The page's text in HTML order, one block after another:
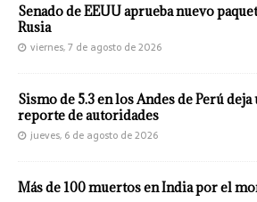
Senado de EEUU aprueba nuevo
Rusia
viernes, 7 de agosto de 2026
Sismo de 5.3 en los Andes de Perú
reporte de autoridades
jueves, 6 de agosto de 2026
Más de 100 muertos en India por el